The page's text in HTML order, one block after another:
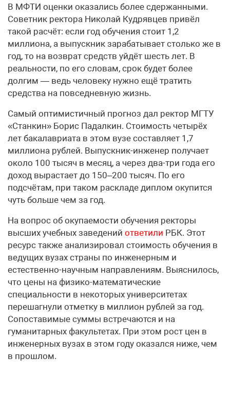
В МФТИ оценки оказались более сдержанными.
Советник ректора Николай Кудрявцев привёл
такой расчёт: если год обучения стоит 1,2
миллиона, а выпускник зарабатывает столько же в
год, то на возврат средств уйдёт шесть лет. В
реальности, по его словам, срок будет более
долгим — ведь человеку нужно ещё тратить
средства на повседневную жизнь.
Самый оптимистичный прогноз дал ректор МГТУ
«Станкин» Борис Падалкин. Стоимость четырёх
лет бакалавриата в этом вузе составляет 1,7
миллиона рублей. Выпускник-инженер получает
около 100 тысяч в месяц, а через два-три года его
доход вырастает до 150–200 тысяч. По его
подсчётам, при таком раскладе диплом окупится
чуть больше чем за год.
На вопрос об окупаемости обучения ректоры
высших учебных заведений ответили РБК. Этот
ресурс также анализировал стоимость обучения в
ведущих вузах страны по инженерным и
естественно-научным направлениям. Выяснилось,
что цены на физико-математические
специальности в некоторых университетах
перешагнули отметку в миллион рублей за год.
Сопоставимые суммы встречаются и на
гуманитарных факультетах. При этом рост цен в
инженерных вузах в этом году оказался ниже, чем
в прошлом.